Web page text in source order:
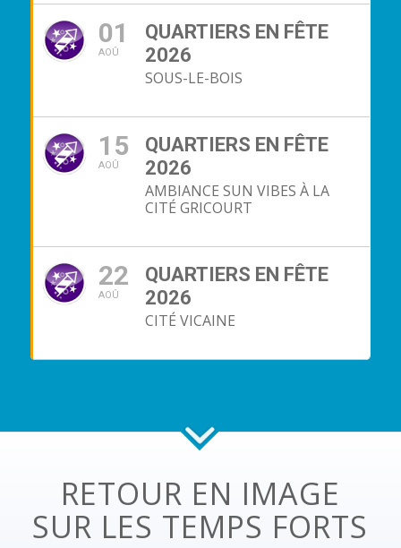
01
AOÛ
QUARTIERS EN FÊTE
2026
SOUS-LE-BOIS
15
AOÛ
QUARTIERS EN FÊTE
2026
AMBIANCE SUN VIBES À LA
CITÉ GRICOURT
22
AOÛ
QUARTIERS EN FÊTE
2026
CITÉ VICAINE
RETOUR EN IMAGE
SUR LES TEMPS FORTS